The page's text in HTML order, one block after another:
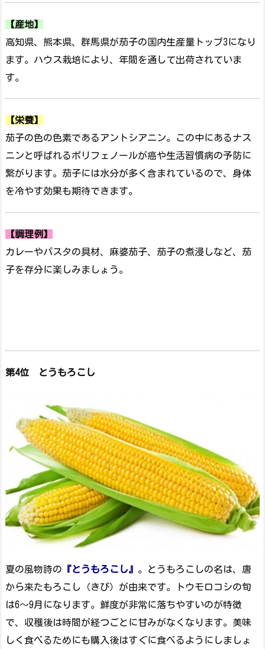
【産地】
高知県、熊本県、群馬県が茄子の国内生産量トップ3になり
ます。ハウス栽培により、年間を通して出荷されていま
す。
【栄養】
茄子の色の色素であるアントシアニン。この中にあるナス
ニンと呼ばれるポリフェノールが癌や生活習慣病の予防に
繋がります。茄子には水分が多く含まれているので、身体
を冷やす効果も期待できます。
【調理例】
カレーやパスタの具材、麻婆茄子、茄子の煮浸しなど、茄
子を存分に楽しみましょう。
第4位 とうもろこし
夏の風物詩の 『とうもろこし』 。とうもろこしの名は、唐
から来たもろこし（きび）が由来です。トウモロコシの旬
は6～9月になります。鮮度が非常に落ちやすいのが特徴
で、収穫後は時間が経つごとに甘みがなくなります。美味
しく食べるためにも購入後はすぐに食べるようにしましょ